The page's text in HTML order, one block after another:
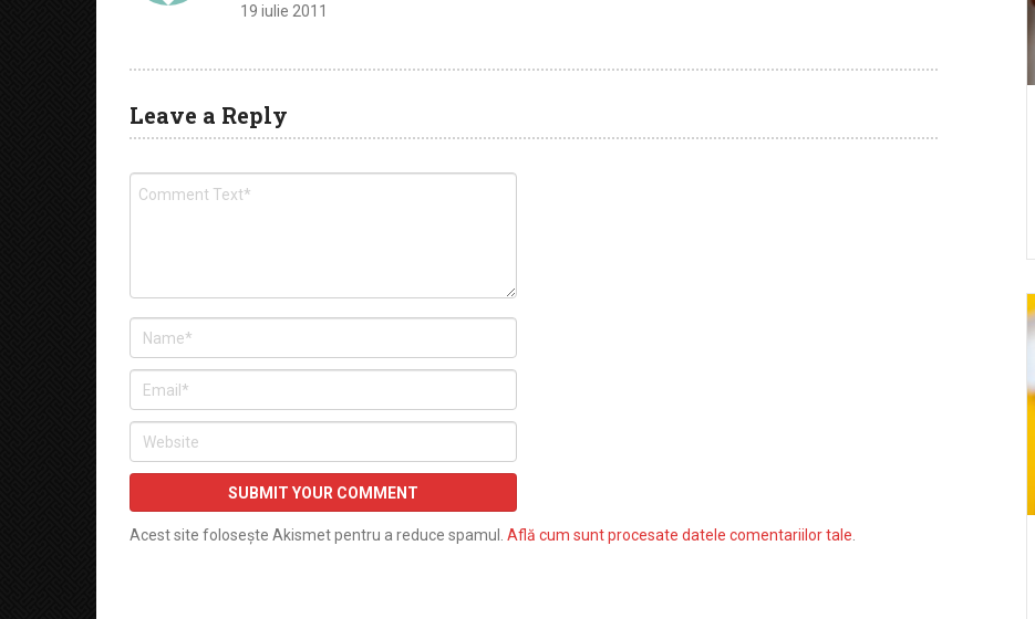
19 iulie 2011
Leave a Reply
Acest site folosește Akismet pentru a reduce spamul. Află cum sunt procesate datele comentariilor tale